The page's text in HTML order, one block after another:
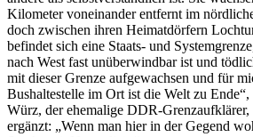
Kilometer voneinander entfernt im
doch zwischen ihren Heimatdörfern
befindet sich eine Staats- und
nach West fast unüberwindbar ist und
mit dieser Grenze aufgewachsen und für
Bushaltestelle im Ort ist die Welt zu
Würz, der ehemalige DDR-
ergänzt: „Wenn man hier in der Gegend